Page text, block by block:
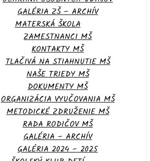
GALÉRIA ZŠ – ARCHÍV
MATERSKÁ ŠKOLA
ZAMESTNANCI MŠ
KONTAKTY MŠ
TLAČIVÁ NA STIAHNUTIE MŠ
NAŠE TRIEDY MŠ
DOKUMENTY MŠ
ORGANIZÁCIA VYUČOVANIA MŠ
METODICKÉ ZDRUŽENIE MŠ
RADA RODIČOV MŠ
GALÉRIA – ARCHÍV
GALÉRIA 2024 – 2025